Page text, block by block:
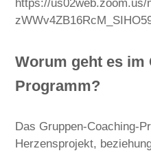
https://
Worum geht es im
Programm?
Das Gruppen-Coaching-
Herzensprojekt,